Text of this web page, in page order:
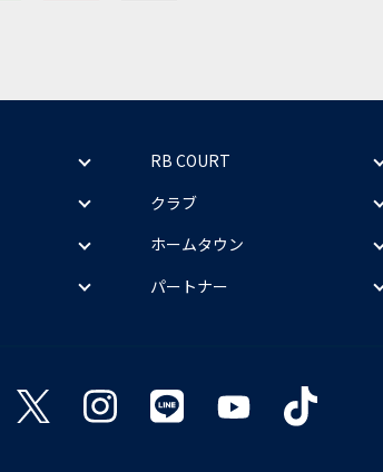
RB COURT
クラブ
ホームタウン
パートナー